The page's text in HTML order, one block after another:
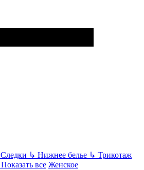
Следки ↳ Нижнее белье ↳ Трикотаж
Показать все Женское